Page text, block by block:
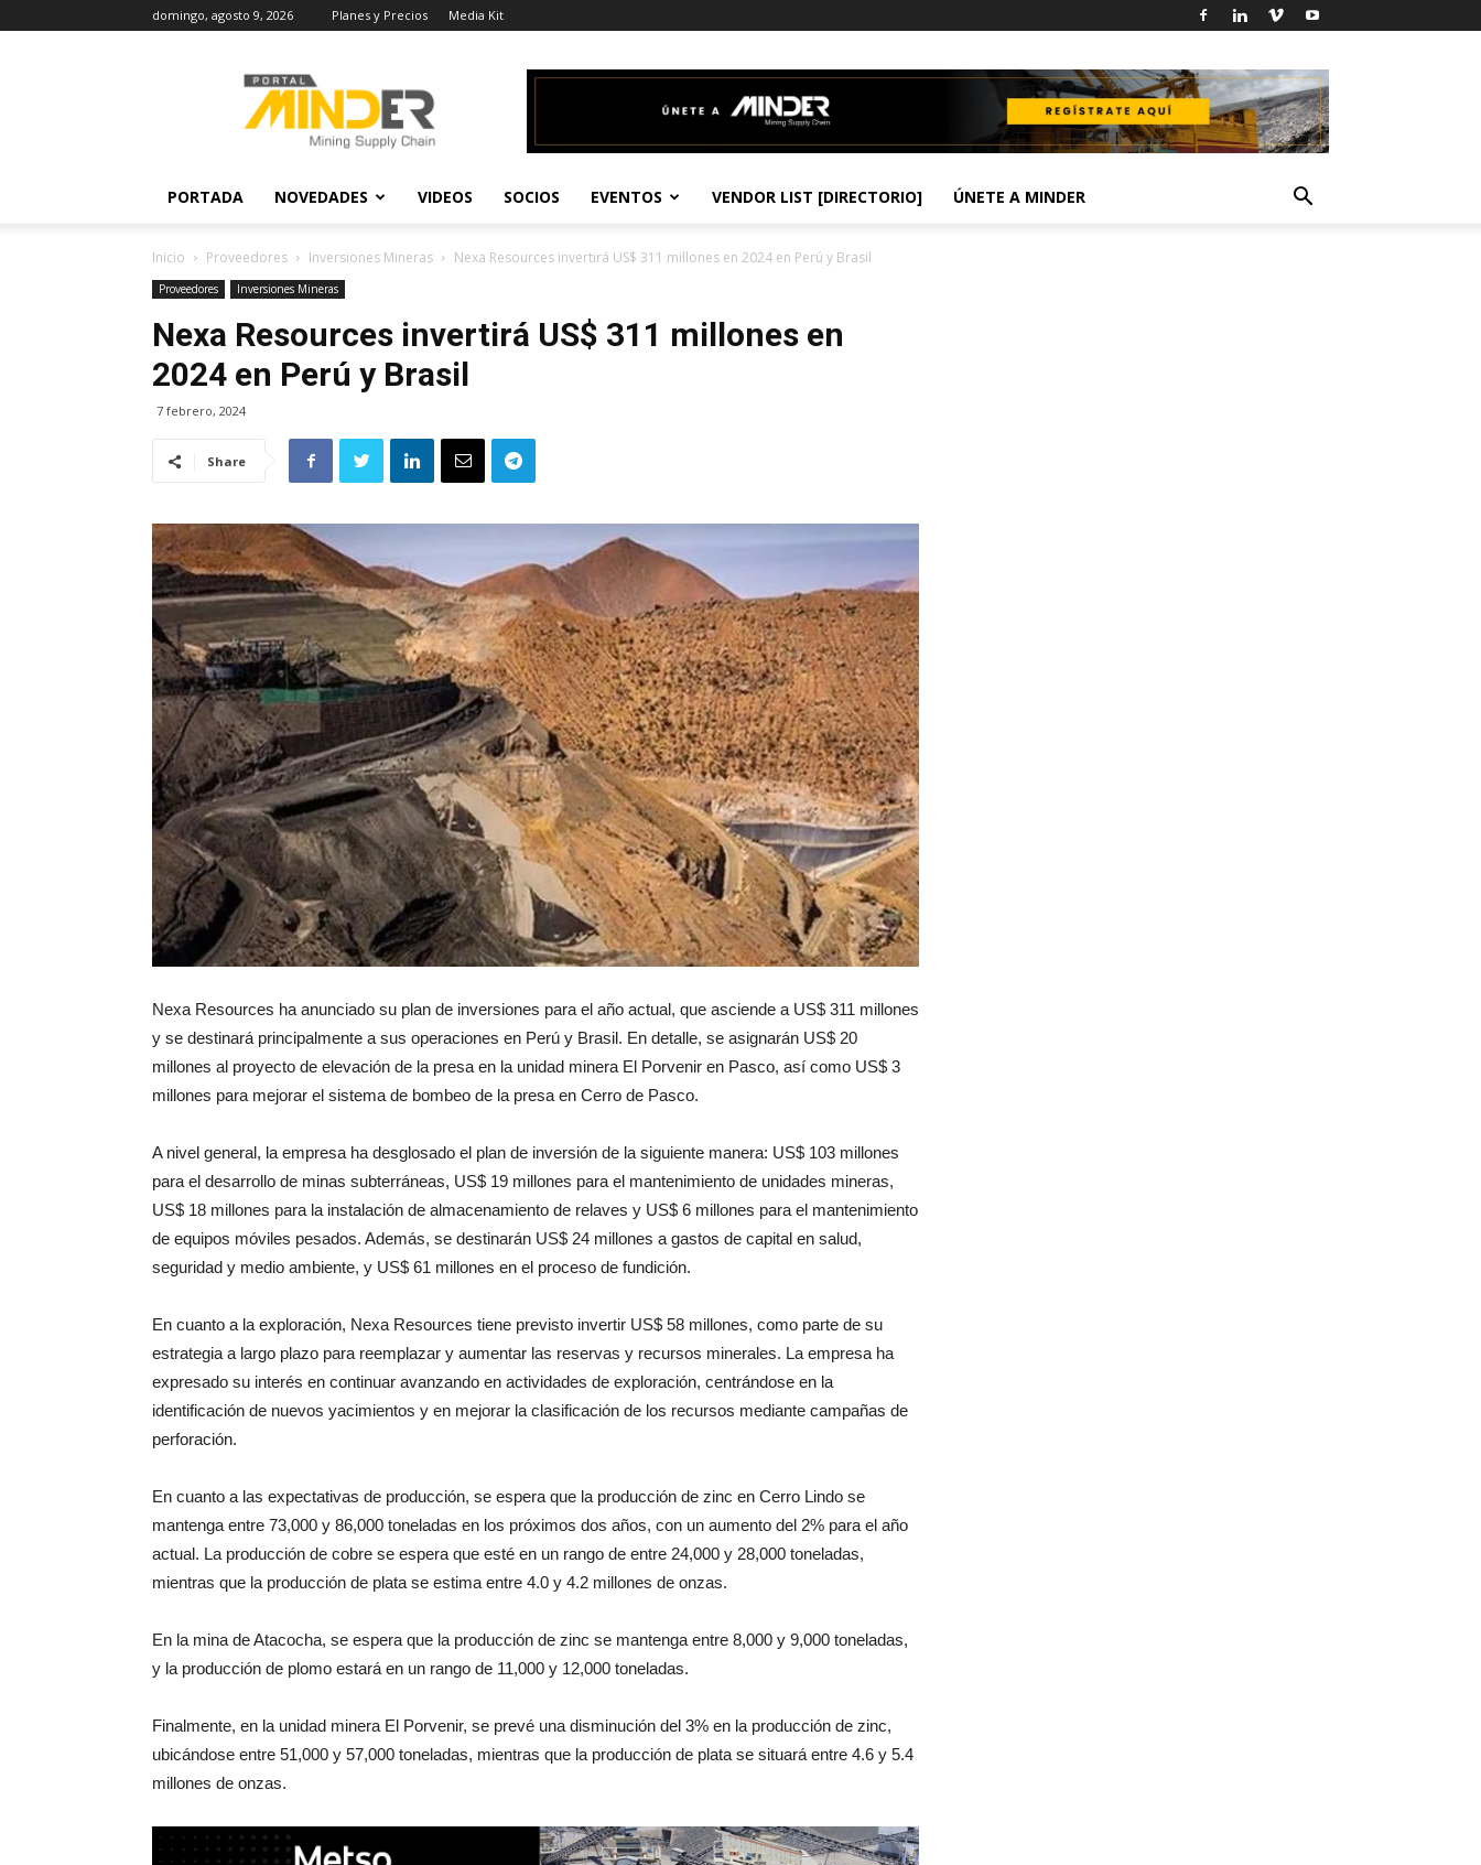
domingo, agosto 9, 2026 Planes y Precios Media Kit
Actualidad
Minera
PORTADA NOVEDADES VIDEOS SOCIOS EVENTOS VENDOR LIST [DIRECTORIO] ÚNETE A MINDER
Inicio Proveedores Inversiones Mineras Nexa Resources invertirá US$ 311 millones en 2024 en Perú y Brasil
Proveedores Inversiones Mineras
Nexa Resources invertirá US$ 311 millones en
2024 en Perú y Brasil
7 febrero, 2024
Share
Nexa Resources ha anunciado su plan de inversiones para el año actual, que asciende a US$ 311 millones
y se destinará principalmente a sus operaciones en Perú y Brasil. En detalle, se asignarán US$ 20
millones al proyecto de elevación de la presa en la unidad minera El Porvenir en Pasco, así como US$ 3
millones para mejorar el sistema de bombeo de la presa en Cerro de Pasco.
A nivel general, la empresa ha desglosado el plan de inversión de la siguiente manera: US$ 103 millones
para el desarrollo de minas subterráneas, US$ 19 millones para el mantenimiento de unidades mineras,
US$ 18 millones para la instalación de almacenamiento de relaves y US$ 6 millones para el mantenimiento
de equipos móviles pesados. Además, se destinarán US$ 24 millones a gastos de capital en salud,
seguridad y medio ambiente, y US$ 61 millones en el proceso de fundición.
En cuanto a la exploración, Nexa Resources tiene previsto invertir US$ 58 millones, como parte de su
estrategia a largo plazo para reemplazar y aumentar las reservas y recursos minerales. La empresa ha
expresado su interés en continuar avanzando en actividades de exploración, centrándose en la
identificación de nuevos yacimientos y en mejorar la clasificación de los recursos mediante campañas de
perforación.
En cuanto a las expectativas de producción, se espera que la producción de zinc en Cerro Lindo se
mantenga entre 73,000 y 86,000 toneladas en los próximos dos años, con un aumento del 2% para el año
actual. La producción de cobre se espera que esté en un rango de entre 24,000 y 28,000 toneladas,
mientras que la producción de plata se estima entre 4.0 y 4.2 millones de onzas.
En la mina de Atacocha, se espera que la producción de zinc se mantenga entre 8,000 y 9,000 toneladas,
y la producción de plomo estará en un rango de 11,000 y 12,000 toneladas.
Finalmente, en la unidad minera El Porvenir, se prevé una disminución del 3% en la producción de zinc,
ubicándose entre 51,000 y 57,000 toneladas, mientras que la producción de plata se situará entre 4.6 y 5.4
millones de onzas.